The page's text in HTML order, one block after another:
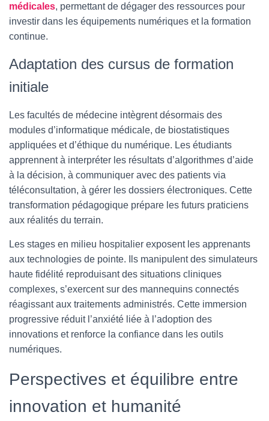
médicales, permettant de dégager des ressources pour
investir dans les équipements numériques et la formation
continue.
Adaptation des cursus de formation
initiale
Les facultés de médecine intègrent désormais des
modules d’informatique médicale, de biostatistiques
appliquées et d’éthique du numérique. Les étudiants
apprennent à interpréter les résultats d’algorithmes d’aide
à la décision, à communiquer avec des patients via
téléconsultation, à gérer les dossiers électroniques. Cette
transformation pédagogique prépare les futurs praticiens
aux réalités du terrain.
Les stages en milieu hospitalier exposent les apprenants
aux technologies de pointe. Ils manipulent des simulateurs
haute fidélité reproduisant des situations cliniques
complexes, s’exercent sur des mannequins connectés
réagissant aux traitements administrés. Cette immersion
progressive réduit l’anxiété liée à l’adoption des
innovations et renforce la confiance dans les outils
numériques.
Perspectives et équilibre entre
innovation et humanité